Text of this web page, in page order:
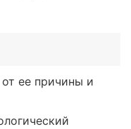
ее причины и